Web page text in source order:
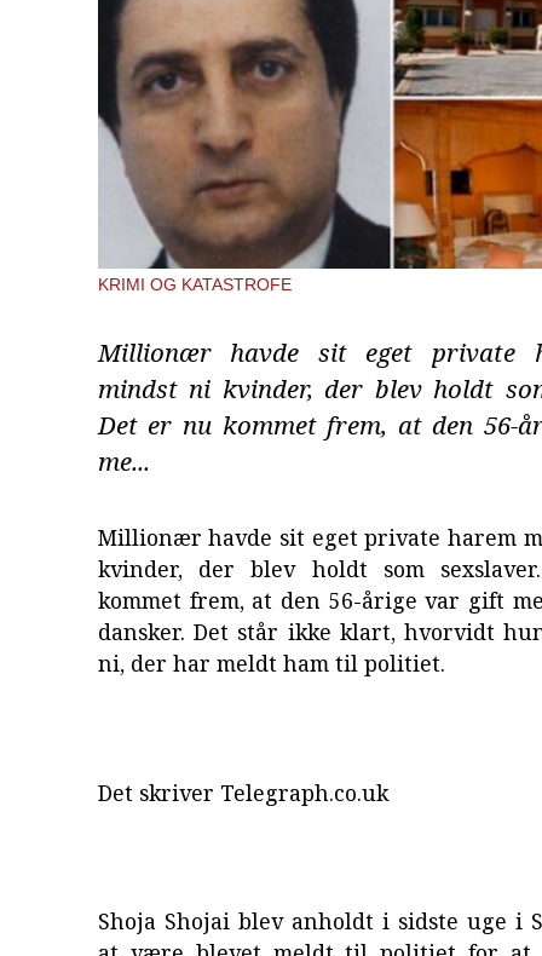
KRIMI OG KATASTROFE
Millionær havde sit eget private
mindst ni kvinder, der blev holdt
Det er nu kommet frem, at den 56-
me...
Millionær havde sit eget private harem
kvinder, der blev holdt som
kommet frem, at den 56-årige var gift
dansker. Det står ikke klart, hvorvidt
ni, der har meldt ham til politiet.
Det skriver Telegraph.co.uk
Shoja Shojai blev anholdt i sidste uge i